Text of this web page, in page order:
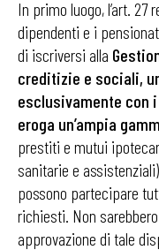
In primo luogo, l’art.
dipendenti e i
di iscriversi alla
creditizie e sociali,
esclusivamente con
eroga un’ampia
prestiti e mutui
sanitarie e
possono partecipare
richiesti. Non
approvazione di tale